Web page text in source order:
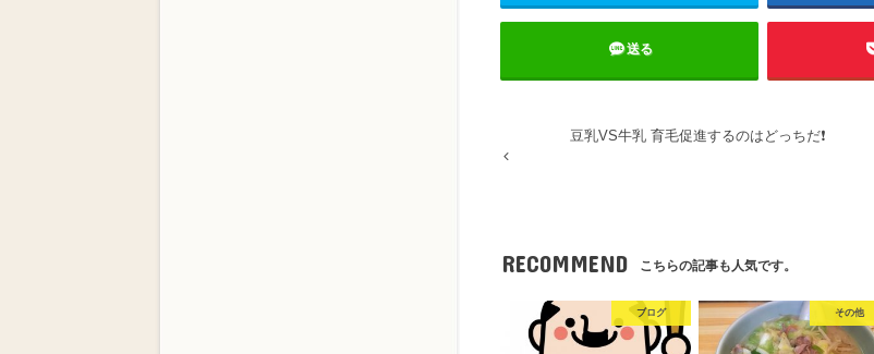
送る
豆乳VS牛乳 育毛促進するのはどっちだ❗️
RECOMMEND こちらの記事も人気です。
ブログ その他